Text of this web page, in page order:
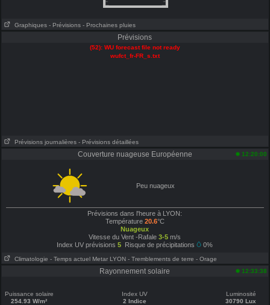
Graphiques - Prévisions - Prochaines pluies
Prévisions
(52): WU forecast file not ready
wufct_fr-FR_s.txt
Prévisions journalières - Prévisions détaillées
Couverture nuageuse Européenne 12:20:00
Peu nuageux
Prévisions dans l'heure à LYON:
Température 20.6°C
Nuageux
Vitesse du Vent -Rafale3-5 m/s
Index UV prévisions5 Risque de précipitations 0%
Climatologie - Temps actuel Metar LYON - Tremblements de terre - Orage
Rayonnement solaire 12:33:38
Puissance solaire
254.93 W/m²
Index UV
2 Indice
Luminosité
30790 Lux